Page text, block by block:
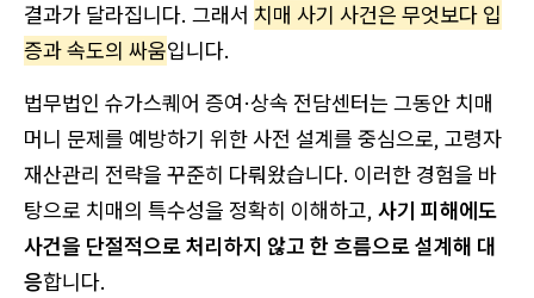
결과가 달라집니다. 그래서 치매 사기 사건은 무엇보다 입
증과 속도의 싸움입니다.
법무법인 슈가스퀘어 증여·상속 전담센터는 그동안 치매
머니 문제를 예방하기 위한 사전 설계를 중심으로, 고령자
재산관리 전략을 꾸준히 다뤄왔습니다. 이러한 경험을 바
탕으로 치매의 특수성을 정확히 이해하고, 사기 피해에도
사건을 단절적으로 처리하지 않고 한 흐름으로 설계해 대
응합니다.